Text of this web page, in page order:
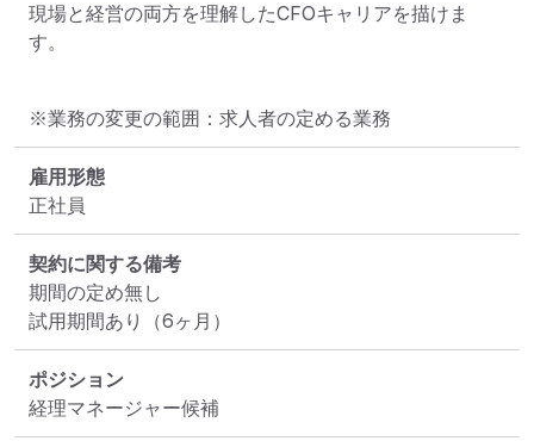
現場と経営の両方を理解したCFOキャリアを描けま
す。
※業務の変更の範囲：求人者の定める業務
雇用形態
正社員
契約に関する備考
期間の定め無し
試用期間あり（6ヶ月）
ポジション
経理マネージャー候補